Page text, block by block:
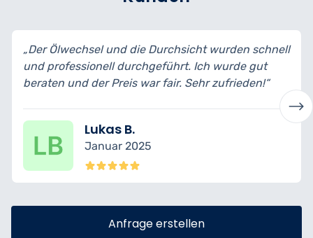
und die Durchsicht wurden schnell
durchgeführt. Ich wurde gut
Preis war fair. Sehr zufrieden!“
B.
2025
„Ich habe mein
bin wirklich
transparent
Anfrage erstellen